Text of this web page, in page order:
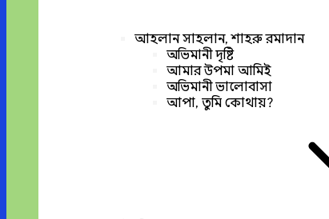
আহলান সাহলান, শাহরু রমাদান
অভিমানী দৃষ্টি
আমার উপমা আমিই
অভিমানী ভালোবাসা
আপা, তুমি কোথায়?